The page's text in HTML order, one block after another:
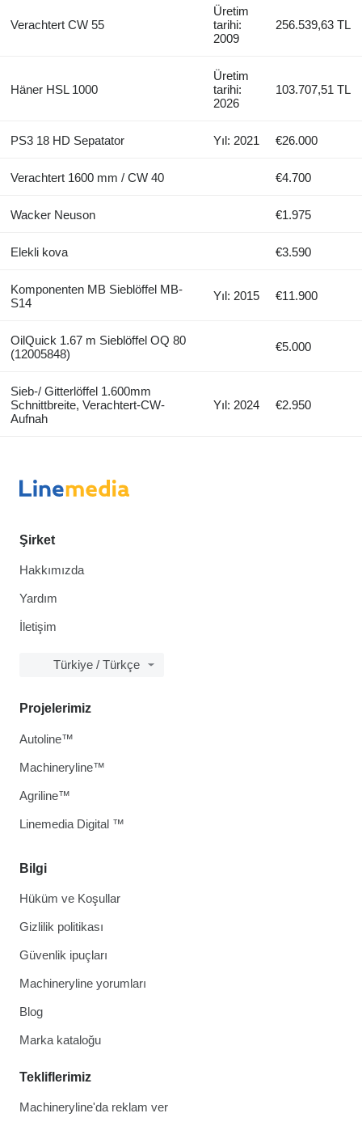
Verachtert CW 55
Üretim
tarihi:
2009
256.539,63 TL
Häner HSL 1000
Üretim
tarihi:
2026
103.707,51 TL
PS3 18 HD Sepatator Yıl: 2021 €26.000
Verachtert 1600 mm / CW 40 €4.700
Wacker Neuson €1.975
Elekli kova €3.590
Komponenten MB Sieblöffel MB-
S14
Yıl: 2015 €11.900
OilQuick 1.67 m Sieblöffel OQ 80
(12005848)
€5.000
Sieb-/ Gitterlöffel 1.600mm
Schnittbreite, Verachtert-CW-
Aufnah
Yıl: 2024 €2.950
Şirket
Hakkımızda
Yardım
İletişim
Türkiye / Türkçe
Bilgi
Hüküm ve Koşullar
Gizlilik politikası
Güvenlik ipuçları
Machineryline yorumları
Blog
Marka kataloğu
Tekliflerimiz
Machineryline'da reklam ver
Projelerimiz
Autoline™
Machineryline™
Agriline™
Linemedia Digital ™